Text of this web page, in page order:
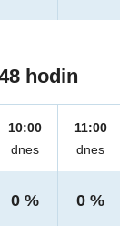
hodin
10:00
dnes
0 %
11:00
dnes
0 %